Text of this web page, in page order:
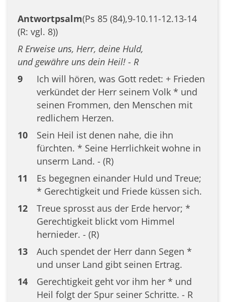
Antwortpsalm(Ps 85 (84),9-10.11-12.13-14
(R: vgl. 8))
R Erweise uns, Herr, deine Huld,
und gewähre uns dein Heil! - R
9
Ich will hören, was Gott redet: + Frieden
verkündet der Herr seinem Volk * und
seinen Frommen, den Menschen mit
redlichem Herzen.
10
Sein Heil ist denen nahe, die ihn
fürchten. * Seine Herrlichkeit wohne in
unserm Land. - (R)
11
Es begegnen einander Huld und Treue;
* Gerechtigkeit und Friede küssen sich.
12
Treue sprosst aus der Erde hervor; *
Gerechtigkeit blickt vom Himmel
hernieder. - (R)
13
Auch spendet der Herr dann Segen *
und unser Land gibt seinen Ertrag.
14
Gerechtigkeit geht vor ihm her * und
Heil folgt der Spur seiner Schritte. - R